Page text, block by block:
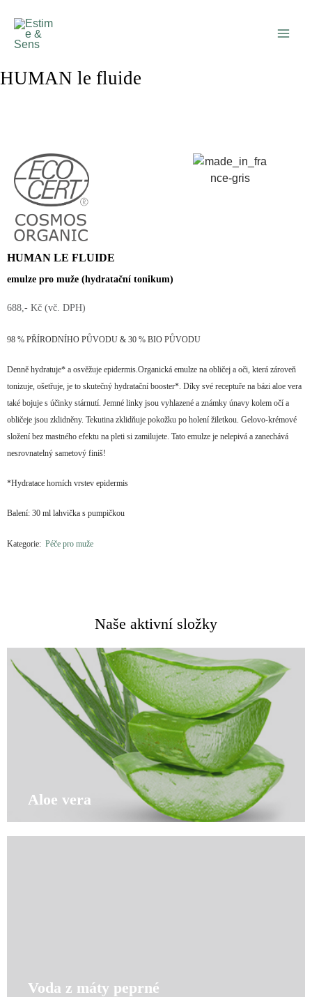
obsah
Menu
HUMAN le fluide
HUMAN LE FLUIDE
emulze pro muže (hydratační tonikum)
688,- Kč (vč. DPH)
98 % PŘÍRODNÍHO PŮVODU & 30 % BIO PŮVODU
Denně hydratuje* a osvěžuje epidermis.Organická emulze na obličej a oči, která zároveň
tonizuje, ošetřuje, je to skutečný hydratační booster*. Díky své receptuře na bázi aloe vera
také bojuje s účinky stárnutí. Jemné linky jsou vyhlazené a známky únavy kolem očí a
obličeje jsou zklidněny. Tekutina zklidňuje pokožku po holení žiletkou. Gelovo-krémové
složení bez mastného efektu na pleti si zamilujete. Tato emulze je nelepivá a zanechává
nesrovnatelný sametový finiš!
*Hydratace horních vrstev epidermis
Balení: 30 ml lahvička s pumpičkou
Kategorie: Péče pro muže
Naše aktivní složky
Aloe vera
Voda z máty peprné